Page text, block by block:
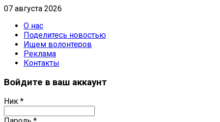
07 августа 2026
О нас
Поделитесь новостью
Ищем волонтеров
Реклама
Контакты
Войдите в ваш аккаунт
Ник *